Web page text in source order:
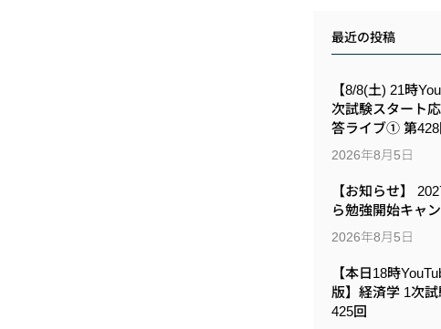
最近の投稿
【8/8(土) 21時
次試験スタート
答ライブ① 第428
2026年8月5日
【お知らせ】
ら勉強開始キャ
2026年8月5日
【本日18時
版】経済学 1次
425回